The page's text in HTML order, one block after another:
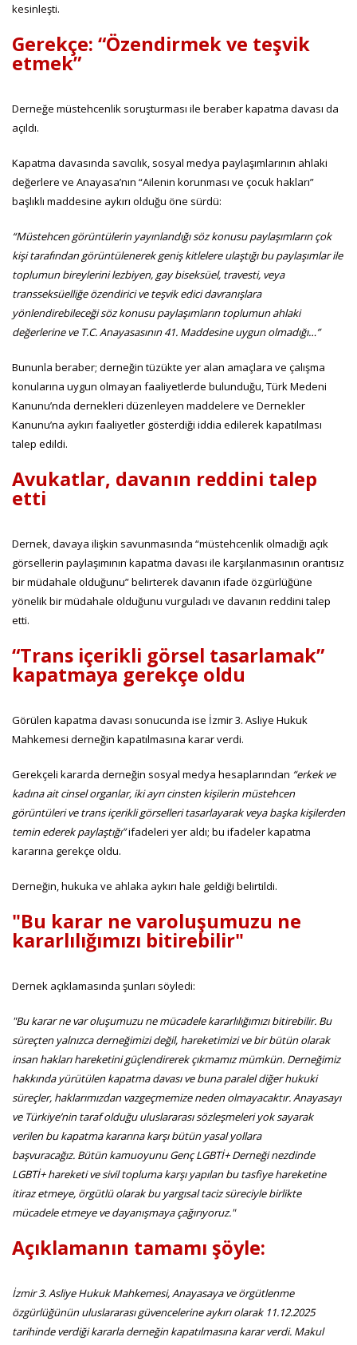
kesinleşti.
Gerekçe: “Özendirmek ve teşvik
etmek”
Derneğe müstehcenlik soruşturması ile beraber kapatma davası da
açıldı.
Kapatma davasında savcılık, sosyal medya paylaşımlarının ahlaki
değerlere ve Anayasa’nın “Ailenin korunması ve çocuk hakları”
başlıklı maddesine aykırı olduğu öne sürdü:
“Müstehcen görüntülerin yayınlandığı söz konusu paylaşımların çok
kişi tarafından görüntülenerek geniş kitlelere ulaştığı bu paylaşımlar ile
toplumun bireylerini lezbiyen, gay biseksüel, travesti, veya
transseksüelliğe özendirici ve teşvik edici davranışlara
yönlendirebileceği söz konusu paylaşımların toplumun ahlaki
değerlerine ve T.C. Anayasasının 41. Maddesine uygun olmadığı…”
Bununla beraber; derneğin tüzükte yer alan amaçlara ve çalışma
konularına uygun olmayan faaliyetlerde bulunduğu, Türk Medeni
Kanunu’nda dernekleri düzenleyen maddelere ve Dernekler
Kanunu’na aykırı faaliyetler gösterdiği iddia edilerek kapatılması
talep edildi.
Avukatlar, davanın reddini talep
etti
Dernek, davaya ilişkin savunmasında “müstehcenlik olmadığı açık
görsellerin paylaşımının kapatma davası ile karşılanmasının orantısız
bir müdahale olduğunu” belirterek davanın ifade özgürlüğüne
yönelik bir müdahale olduğunu vurguladı ve davanın reddini talep
etti.
“Trans içerikli görsel tasarlamak”
kapatmaya gerekçe oldu
Görülen kapatma davası sonucunda ise İzmir 3. Asliye Hukuk
Mahkemesi derneğin kapatılmasına karar verdi.
Gerekçeli kararda derneğin sosyal medya hesaplarından “erkek ve
kadına ait cinsel organlar, iki ayrı cinsten kişilerin müstehcen
görüntüleri ve trans içerikli görselleri tasarlayarak veya başka kişilerden
temin ederek paylaştığı”ifadeleri yer aldı; bu ifadeler kapatma
kararına gerekçe oldu.
Derneğin, hukuka ve ahlaka aykırı hale geldiği belirtildi.
"Bu karar ne varoluşumuzu ne
kararlılığımızı bitirebilir"
Dernek açıklamasında şunları söyledi:
"Bu karar ne var oluşumuzu ne mücadele kararlılığımızı bitirebilir. Bu
süreçten yalnızca derneğimizi değil, hareketimizi ve bir bütün olarak
insan hakları hareketini güçlendirerek çıkmamız mümkün. Derneğimiz
hakkında yürütülen kapatma davası ve buna paralel diğer hukuki
süreçler, haklarımızdan vazgeçmemize neden olmayacaktır. Anayasayı
ve Türkiye’nin taraf olduğu uluslararası sözleşmeleri yok sayarak
verilen bu kapatma kararına karşı bütün yasal yollara
başvuracağız. Bütün kamuoyunu Genç LGBTİ+ Derneği nezdinde
LGBTİ+ hareketi ve sivil topluma karşı yapılan bu tasfiye hareketine
itiraz etmeye, örgütlü olarak bu yargısal taciz süreciyle birlikte
mücadele etmeye ve dayanışmaya çağırıyoruz."
Açıklamanın tamamı şöyle:
İzmir 3. Asliye Hukuk Mahkemesi, Anayasaya ve örgütlenme
özgürlüğünün uluslararası güvencelerine aykırı olarak 11.12.2025
tarihinde verdiği kararla derneğin kapatılmasına karar verdi. Makul